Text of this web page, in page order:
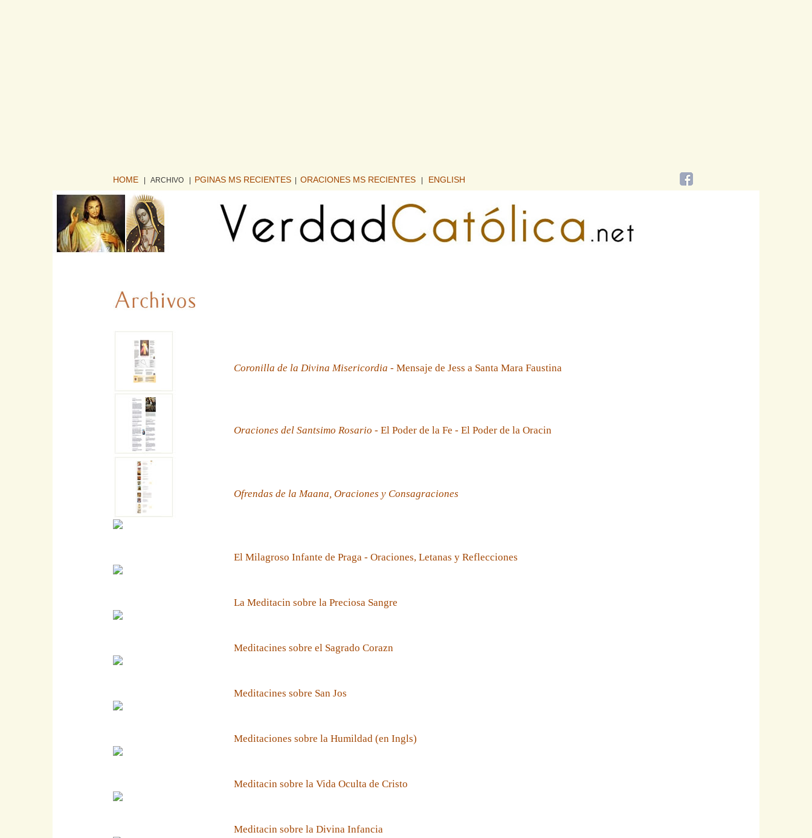
HOME | ARCHIVO PGINAS MS RECIENTES ORACIONES MS RECIENTES ENGLISH
Coronilla de la Divina Misericordia - Mensaje de Jess a Santa Mara Faustina
Oraciones del Santsimo Rosario - El Poder de la Fe - El Poder de la Oracin
Ofrendas de la Maana, Oraciones y Consagraciones
El Milagroso Infante de Praga - Oraciones, Letanas y Reflecciones
La Meditacin sobre la Preciosa Sangre
Meditacines sobre el Sagrado Corazn
Meditacines sobre San Jos
Meditaciones sobre la Humildad (en Ingls)
Meditacin sobre la Vida Oculta de Cristo
Meditacin sobre la Divina Infancia